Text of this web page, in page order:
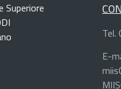
Superiore
E-